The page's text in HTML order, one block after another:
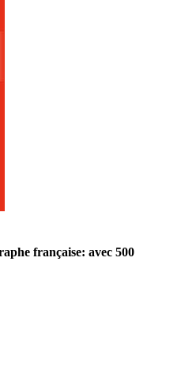
française: avec 500